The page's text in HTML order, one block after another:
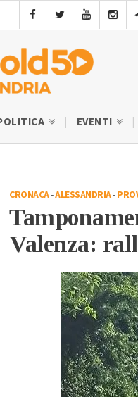
EVENTI
CRONACA-ALESSANDRIA-
Valenza: